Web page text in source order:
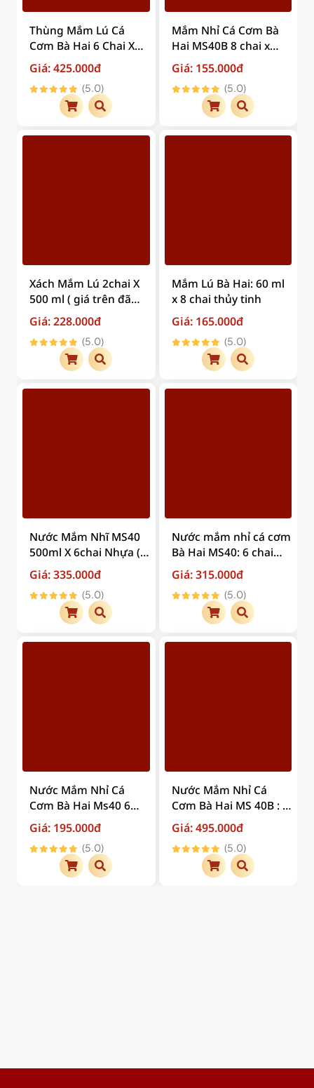
Thùng Mắm Lú Cá
Cơm Bà Hai 6 Chai X
330ml ( giá trên đã
bao gồm phí vận
chuyển )
Giá: 425.000đ
(5.0)
Mắm Nhỉ Cá Cơm Bà
Hai MS40B 8 chai x
60ml ( Chai Thủy Tinh )
Giá: 155.000đ
(5.0)
Xách Mắm Lú 2chai X
500 ml ( giá trên đã
bao gồm phí vận
chuyển )
Giá: 228.000đ
(5.0)
Mắm Lú Bà Hai: 60 ml
x 8 chai thủy tinh
Giá: 165.000đ
(5.0)
Nước Mắm Nhĩ MS40
500ml X 6chai Nhựa (
Giá trên đã bao gồm
phí vận chuyển )
Giá: 335.000đ
(5.0)
Nước mắm nhỉ cá cơm
Bà Hai MS40: 6 chai
thủy tinh x 330ml ( Giá
trên đã bao gồm phí
vận chuyển )
Giá: 315.000đ
(5.0)
Nước Mắm Nhỉ Cá
Cơm Bà Hai Ms40 6
chai nhựa x 250ml (
Giá trên đã bao gồm
phí vận chuyển )
Giá: 195.000đ
(5.0)
Nước Mắm Nhỉ Cá
Cơm Bà Hai MS 40B : 3
Lít (500ml x 6 chai thủy
tinh)
Giá: 495.000đ
(5.0)